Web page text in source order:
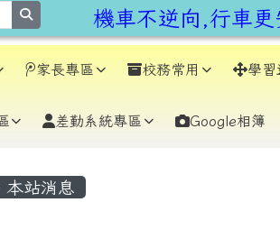
機車不逆向,行車更
家長專區 校務常用 學習
差勤系統專區 Google相簿
容區域
本站消息